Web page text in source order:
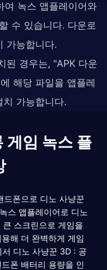
여 녹스 앱플레이어와
수 있습니다. 다운로
가능합니다.
된 경우는, "APK 다운
해당 파일을 앱플레
가능합니다.
게임 녹스 플
드폰으로 디노 사냥꾼
스 앱플레이어로 디노
스크린으로 게임을
해 더 완벽하게 게임
디노 사냥꾼 3D : 공
폰 배터리 용량을 인